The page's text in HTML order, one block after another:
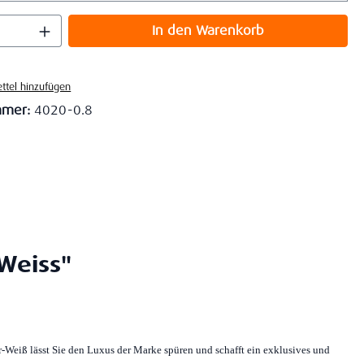
Anzahl: Gib den gewünschten Wert
In den Warenkorb
hinzufügen
4020-0.8
lässt Sie den Luxus der Marke spüren und schafft ein exklusives und